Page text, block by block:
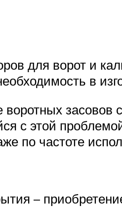
для ворот и
в
воротных
с этой
по частоте
–